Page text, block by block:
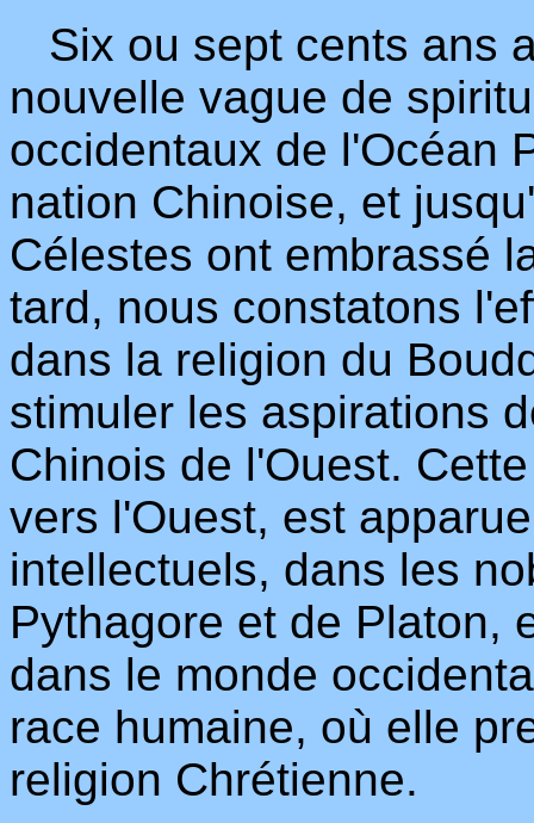
Six ou sept cents ans
nouvelle vague de
occidentaux de l'Océan
nation Chinoise, et
Célestes ont embrassé
tard, nous constatons
dans la religion du
stimuler les aspirations
Chinois de l'Ouest.
vers l'Ouest, est
intellectuels, dans les
Pythagore et de Platon,
dans le monde
race humaine, où elle
religion Chrétienne.